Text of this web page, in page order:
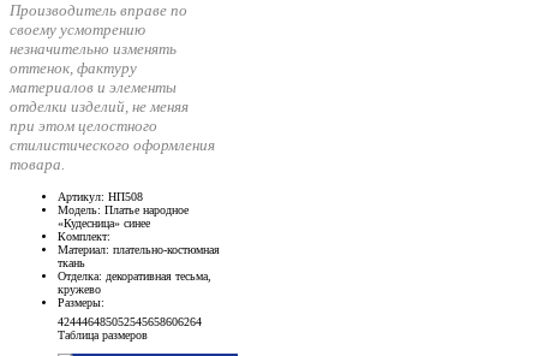
Производитель вправе по
своему усмотрению
незначительно изменять
оттенок, фактуру
материалов и элементы
отделки изделий, не меняя
при этом целостного
стилистического оформления
товара.
Артикул: НП508
Модель: Платье народное
«Кудесница» синее
Комплект:
Материал: плательно-костюмная
ткань
Отделка: декоративная тесьма,
кружево
Размеры:
424446485052545658606264
Таблица размеров